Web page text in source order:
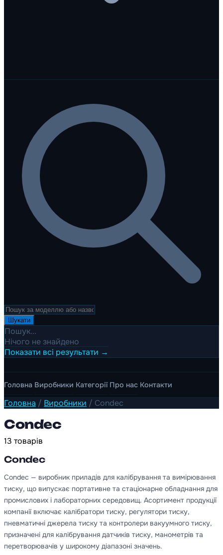
Шукати
Пошук...
Нічого не знайдено
Показати всі результати →
Головна Виробники Категорії Про нас Контакти
Головна / Виробники / Condec
Condec
13 товарів
Condec
Condec — виробник приладів для калібрування та вимірювання
тиску, що випускає портативне та стаціонарне обладнання для
промислових і лабораторних середовищ. Асортимент продукції
компанії включає калібратори тиску, регулятори тиску,
пневматичні джерела тиску та контролери вакуумного тиску,
призначені для калібрування датчиків тиску, манометрів та
перетворювачів у широкому діапазоні значень.